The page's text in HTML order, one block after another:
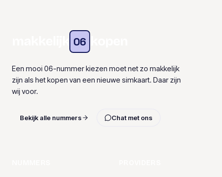
06
Een mooi 06-nummer kiezen moet net zo makkelijk
zijn als het kopen van een nieuwe simkaart. Daar zijn
wij voor.
Bekijk alle nummers Chat met ons